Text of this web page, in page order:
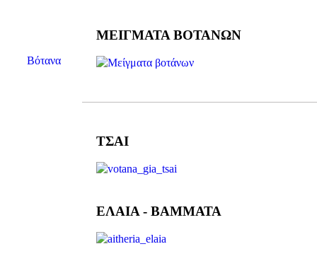
Βότανα
ΜΕΙΓΜΑΤΑ ΒΟΤΑΝΩΝ
ΤΣΑΙ
ΕΛΑΙΑ - ΒΑΜΜΑΤΑ